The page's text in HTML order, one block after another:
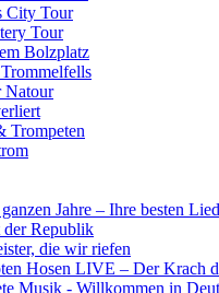
City Tour
Tour
Bolzplatz
Natour
Trompeten
Jahre – Ihre besten
der Republik
die wir riefen
Hosen LIVE – Der Krach
Musik - Willkommen in